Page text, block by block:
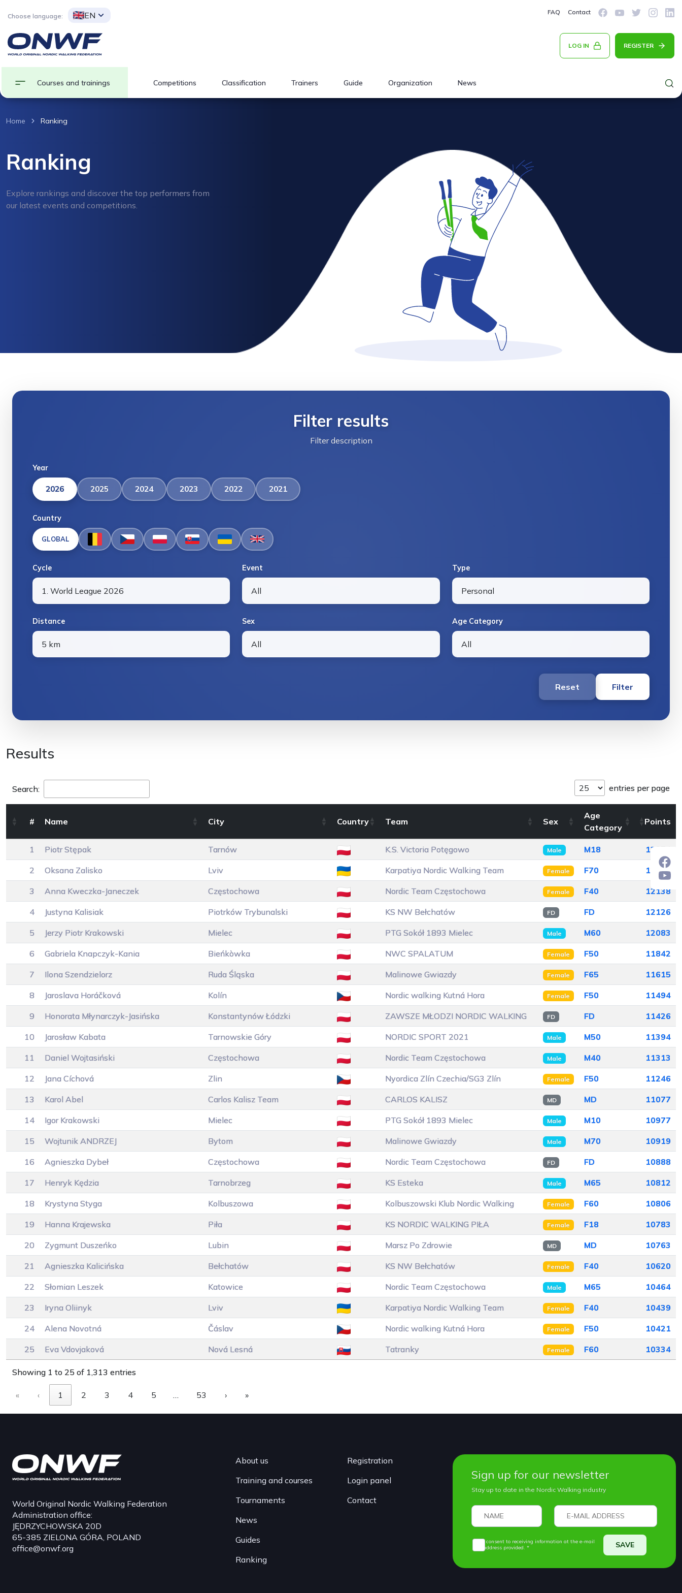
Choose language: EN FAQ Contact
LOG IN REGISTER
Courses and trainings Competitions Classification Trainers Guide Organization News
Home Ranking
Ranking
Explore rankings and discover the top performers from
our latest events and competitions.
Filter results
Filter description
Year
2026 2025 2024 2023 2022 2021
Country
GLOBAL
Cycle Event Type
Distance Sex Age Category
Reset Filter
Results
Search: entries per page
# Name City Country Team Sex
Age
Category
Points
1 Piotr Stępak Tarnów K.S. Victoria Potęgowo Male M18 13974
2 Oksana Zalisko Lviv Karpatiya Nordic Walking Team Female F70 12246
3 Anna Kweczka-Janeczek Częstochowa Nordic Team Częstochowa Female F40 12138
4 Justyna Kalisiak Piotrków Trybunalski KS NW Bełchatów FD FD 12126
5 Jerzy Piotr Krakowski Mielec PTG Sokół 1893 Mielec Male M60 12083
6 Gabriela Knapczyk-Kania Bieńkòwka NWC SPALATUM Female F50 11842
7 Ilona Szendzielorz Ruda Śląska Malinowe Gwiazdy Female F65 11615
8 Jaroslava Horáčková Kolín Nordic walking Kutná Hora Female F50 11494
9 Honorata Młynarczyk-Jasińska Konstantynów Łódzki ZAWSZE MŁODZI NORDIC WALKING FD FD 11426
10 Jarosław Kabata Tarnowskie Góry NORDIC SPORT 2021 Male M50 11394
11 Daniel Wojtasiński Częstochowa Nordic Team Częstochowa Male M40 11313
12 Jana Cíchová Zlin Nyordica Zlín Czechia/SG3 Zlín Female F50 11246
13 Karol Abel Carlos Kalisz Team CARLOS KALISZ MD MD 11077
14 Igor Krakowski Mielec PTG Sokół 1893 Mielec Male M10 10977
15 Wojtunik ANDRZEJ Bytom Malinowe Gwiazdy Male M70 10919
16 Agnieszka Dybeł Częstochowa Nordic Team Częstochowa FD FD 10888
17 Henryk Kędzia Tarnobrzeg KS Esteka Male M65 10812
18 Krystyna Styga Kolbuszowa Kolbuszowski Klub Nordic Walking Female F60 10806
19 Hanna Krajewska Piła KS NORDIC WALKING PIŁA Female F18 10783
20 Zygmunt Duszeńko Lubin Marsz Po Zdrowie MD MD 10763
21 Agnieszka Kalicińska Bełchatów KS NW Bełchatów Female F40 10620
22 Słomian Leszek Katowice Nordic Team Częstochowa Male M65 10464
23 Iryna Oliinyk Lviv Karpatiya Nordic Walking Team Female F40 10439
24 Alena Novotná Čáslav Nordic walking Kutná Hora Female F50 10421
25 Eva Vdovjaková Nová Lesná Tatranky Female F60 10334
Showing 1 to 25 of 1,313 entries
« ‹ 1 2 3 4 5 53 › »
World Original Nordic Walking Federation
Administration office:
JĘDRZYCHOWSKA 20D
65-385 ZIELONA GÓRA, POLAND
office@onwf.org
About us
Training and courses
Tournaments
News
Guides
Ranking
Registration
Login panel
Contact
Sign up for our newsletter
Stay up to date in the Nordic Walking industry
I consent to receiving information at the e-mail
address provided. *
SAVE